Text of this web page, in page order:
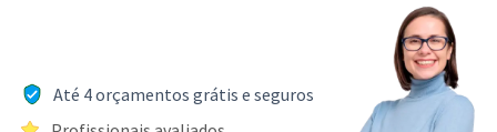
Até 4 orçamentos grátis e seguros